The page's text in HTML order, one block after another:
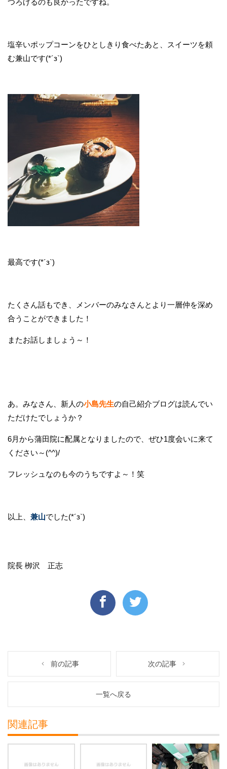
つろげるのも良かったですね。
塩辛いポップコーンをひとしきり食べたあと、スイーツを頼
む兼山です(*´з`)
最高です(*´з`)
たくさん話もでき、メンバーのみなさんとより一層仲を深め
合うことができました！
またお話しましょう～！
あ。みなさん、新人の小島先生の自己紹介ブログは読んでい
ただけたでしょうか？
6月から蒲田院に配属となりましたので、ぜひ1度会いに来て
ください～(^^)/
フレッシュなのも今のうちですよ～！笑
以上、 兼山でした(*´з`)
院長 栁沢 正志
前の記事 次の記事
一覧へ戻る
関連記事